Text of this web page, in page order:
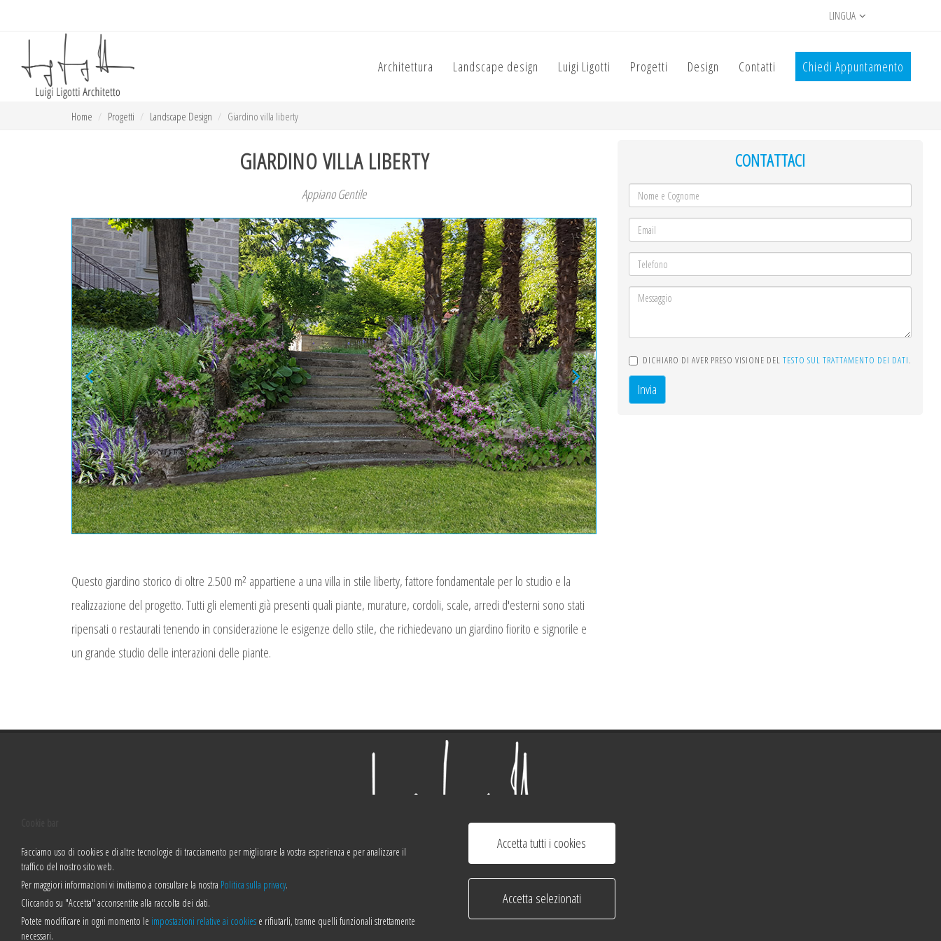
LINGUA
Architettura Landscape design Luigi Ligotti Progetti Design Contatti Chiedi Appuntamento
Home Progetti Landscape Design Giardino villa liberty
GIARDINO VILLA LIBERTY
Appiano Gentile
Questo giardino storico di oltre 2.500 m² appartiene a una villa in stile liberty, fattore fondamentale per lo studio e la
realizzazione del progetto. Tutti gli elementi già presenti quali piante, murature, cordoli, scale, arredi d'esterni sono stati
ripensati o restaurati tenendo in considerazione le esigenze dello stile, che richiedevano un giardino fiorito e signorile e
un grande studio delle interazioni delle piante.
CONTATTACI
DICHIARO DI AVER PRESO VISIONE DEL TESTO SUL TRATTAMENTO DEI DATI.
Invia
Corso Pestalozzi 21/a - 6900 Lugano
Facciamo uso di cookies e di altre tecnologie di tracciamento per migliorare la vostra esperienza e per analizzare il
traffico del nostro sito web.
Per maggiori informazioni vi invitiamo a consultare la nostra Politica sulla privacy.
Cliccando su "Accetta" acconsentite alla raccolta dei dati.
Potete modificare in ogni momento le impostazioni relative ai cookies e rifiutarli, tranne quelli funzionali strettamente
necessari.
Accetta tutti i cookies
Accetta selezionati